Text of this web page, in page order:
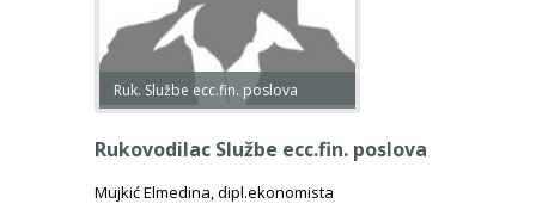
Ruk. Službe ecc.fin. poslova
Rukovodilac Službe ecc.fin. poslova
Mujkić Elmedina, dipl.ekonomista